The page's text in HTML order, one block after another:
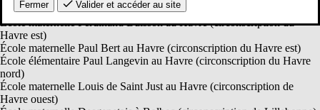
Grand-Quevilly)
École maternelle Ferdinand Buisson au Havre (circonscription du
Havre est)
École maternelle Paul Bert au Havre (circonscription du Havre est)
École élémentaire Paul Langevin au Havre (circonscription du Havre
nord)
École maternelle Louis de Saint Just au Havre (circonscription de
Havre ouest)
Fermer Valider et accéder au site